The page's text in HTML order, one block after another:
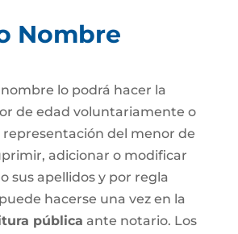
Nombre
lo podrá hacer la
de edad voluntariamente o
representación del menor de
adicionar o modificar
sus apellidos y por regla
hacerse una vez en la
pública ante notario. Los